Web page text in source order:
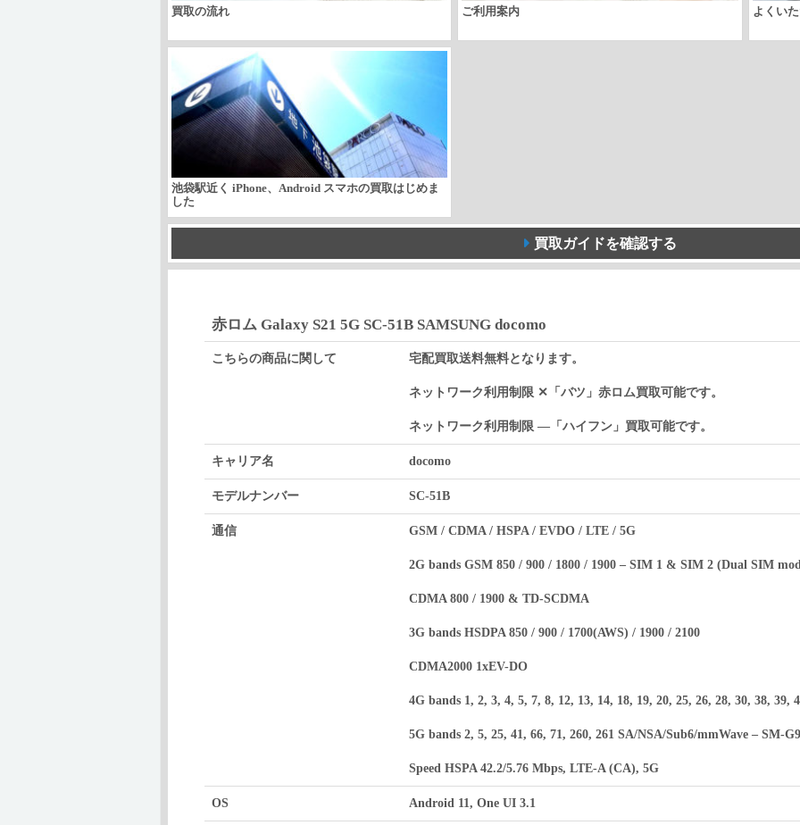
買取の流れ ご利用案内 よくい
池袋駅近く iPhone、Android スマホの買取はじめま
した
買取ガイドを確認する
赤ロム Galaxy S21 5G SC-51B SAMSUNG docomo
こちらの商品に関して 宅配買取送料無料となります。
ネットワーク利用制限 ✕「バツ」赤ロム買取可能です。
ネットワーク利用制限 ―「ハイフン」買取可能です。
キャリア名 docomo
モデルナンバー SC-51B
通信 GSM / CDMA / HSPA / EVDO / LTE / 5G
2G bands GSM 850 / 900 / 1800 / 1900 – SIM 1 & SIM 2 (Dual SIM
CDMA 800 / 1900 & TD-SCDMA
3G bands HSDPA 850 / 900 / 1700(AWS) / 1900 / 2100
CDMA2000 1xEV-DO
4G bands 1, 2, 3, 4, 5, 7, 8, 12, 13, 14, 18, 19, 20, 25, 26, 28, 30, 38, 39,
5G bands 2, 5, 25, 41, 66, 71, 260, 261 SA/NSA/Sub6/mmWave – SM-
Speed HSPA 42.2/5.76 Mbps, LTE-A (CA), 5G
OS Android 11, One UI 3.1